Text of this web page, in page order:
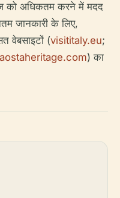
को अधिकतम करने में मदद
जानकारी के लिए,
वेबसाइटों (visititaly.eu;
) का